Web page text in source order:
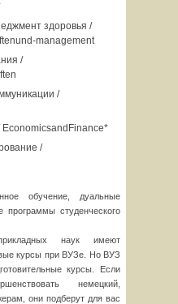
здоровья /
management
/
/
/
обучение, дуальные
программы студенческого
наук имеют
курсы при ВУЗе. Но ВУЗ
курсы. Если
немецкий,
они подберут для вас